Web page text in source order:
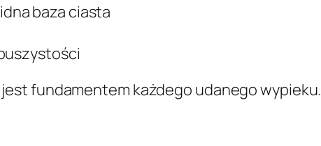
baza ciasta
fundamentem każdego udanego wypieku.